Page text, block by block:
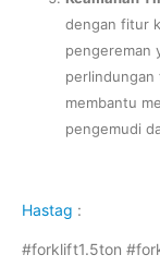
dengan fitur
pengereman
perlindungan
membantu
pengemudi
Hastag :
#forklift1.5ton